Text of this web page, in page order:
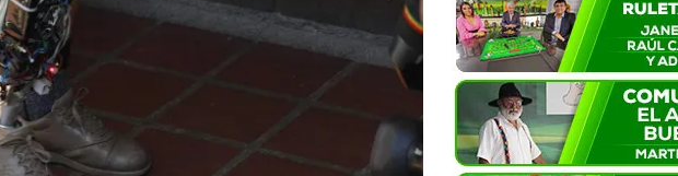
Oaxaca
CONSENSOS Y DISENSOS